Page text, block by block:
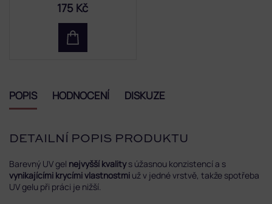
175 Kč
POPIS HODNOCENÍ DISKUZE
DETAILNÍ POPIS PRODUKTU
Barevný UV gel nejvyšší kvalitys úžasnou konzistencí a s
vynikajícími krycími vlastnostmi už v jedné vrstvě, takže spotřeba
UV gelu při práci je nižší.